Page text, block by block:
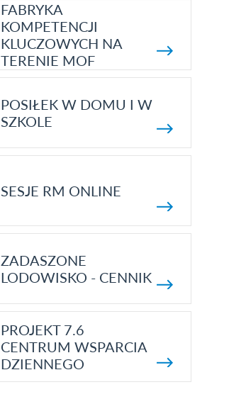
FABRYKA
KOMPETENCJI
KLUCZOWYCH NA
TERENIE MOF
POSIŁEK W DOMU I W
SZKOLE
SESJE RM ONLINE
ZADASZONE
LODOWISKO - CENNIK
PROJEKT 7.6
CENTRUM WSPARCIA
DZIENNEGO